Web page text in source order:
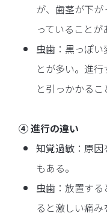
が、歯茎が下
っていることが
虫歯：黒っぽい
とが多い。進
と引っかかるこ
④ 進行の違い
知覚過敏：原因
もある。
虫歯：放置する
ると激しい痛み